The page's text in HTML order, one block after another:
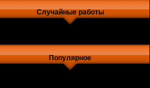
Случайные работы
Популярное